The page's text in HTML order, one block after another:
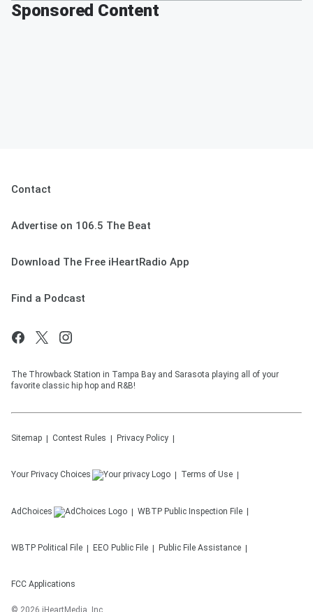
Sponsored Content
Contact
Advertise on 106.5 The Beat
Download The Free iHeartRadio App
Find a Podcast
The Throwback Station in Tampa Bay and Sarasota playing all of your
favorite classic hip hop and R&B!
Sitemap Contest Rules Privacy Policy
Your Privacy Choices Terms of Use
AdChoices WBTP Public Inspection File
WBTP Political File EEO Public File Public File Assistance
FCC Applications
© 2026 iHeartMedia, Inc.